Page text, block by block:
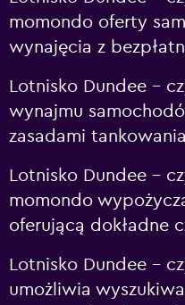
momondo oferty
wynajęcia z
Lotnisko Dundee –
wynajmu
zasadami
Lotnisko Dundee –
momondo
oferującą dokładne
Lotnisko Dundee –
umożliwia